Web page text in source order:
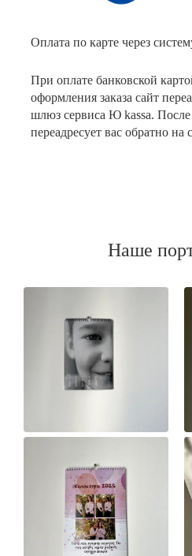
Оплата по карте через
При оплате банковской
оформления заказа сайт
шлюз сервиса Ю kassa. После
переадресует вас обратно на
Наше